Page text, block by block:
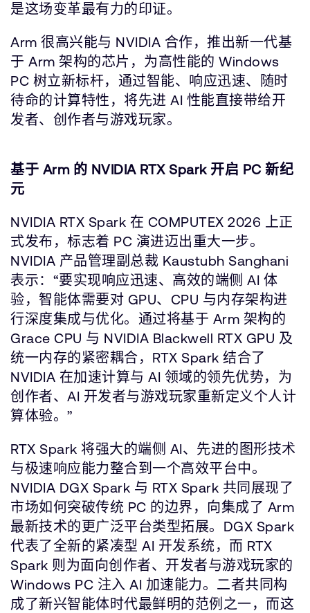
是这场变革最有力的印证。
Arm 很高兴能与 NVIDIA 合作，推出新一代基
于 Arm 架构的芯片，为高性能的 Windows
PC 树立新标杆，通过智能、响应迅速、随时
待命的计算特性，将先进 AI 性能直接带给开
发者、创作者与游戏玩家。
基于 Arm 的 NVIDIA RTX Spark 开启 PC 新纪
元
NVIDIA RTX Spark 在 COMPUTEX 2026 上正
式发布，标志着 PC 演进迈出重大一步。
NVIDIA 产品管理副总裁 Kaustubh Sanghani
表示：“要实现响应迅速、高效的端侧 AI 体
验，智能体需要对 GPU、CPU 与内存架构进
行深度集成与优化。通过将基于 Arm 架构的
Grace CPU 与 NVIDIA Blackwell RTX GPU 及
统一内存的紧密耦合，RTX Spark 结合了
NVIDIA 在加速计算与 AI 领域的领先优势，为
创作者、AI 开发者与游戏玩家重新定义个人计
算体验。”
RTX Spark 将强大的端侧 AI、先进的图形技术
与极速响应能力整合到一个高效平台中。
NVIDIA DGX Spark 与 RTX Spark 共同展现了
市场如何突破传统 PC 的边界，向集成了 Arm
最新技术的更广泛平台类型拓展。DGX Spark
代表了全新的紧凑型 AI 开发系统，而 RTX
Spark 则为面向创作者、开发者与游戏玩家的
Windows PC 注入 AI 加速能力。二者共同构
成了新兴智能体时代最鲜明的范例之一，而这